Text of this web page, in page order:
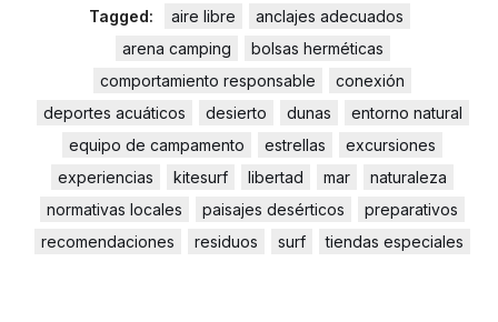
Tagged: aire libre
anclajes adecuados
arena camping
bolsas herméticas
comportamiento responsable
conexión
deportes acuáticos
desierto dunas
entorno natural
equipo de campamento
estrellas
excursiones
experiencias
kitesurf libertad mar
naturaleza
normativas locales
paisajes desérticos
preparativos
recomendaciones
residuos surf tiendas especiales